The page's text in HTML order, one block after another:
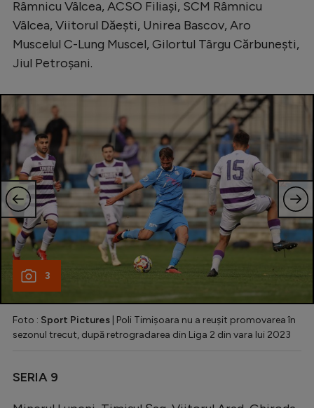
Râmnicu Vâlcea, ACSO Filiaşi, SCM Râmnicu
Vâlcea, Viitorul Dăeşti, Unirea Bascov, Aro
Muscelul C-Lung Muscel, Gilortul Târgu Cărbuneşti,
Jiul Petroşani.
3
Foto : Sport Pictures | Poli Timișoara nu a reușit promovarea în
sezonul trecut, după retrogradarea din Liga 2 din vara lui 2023
SERIA 9